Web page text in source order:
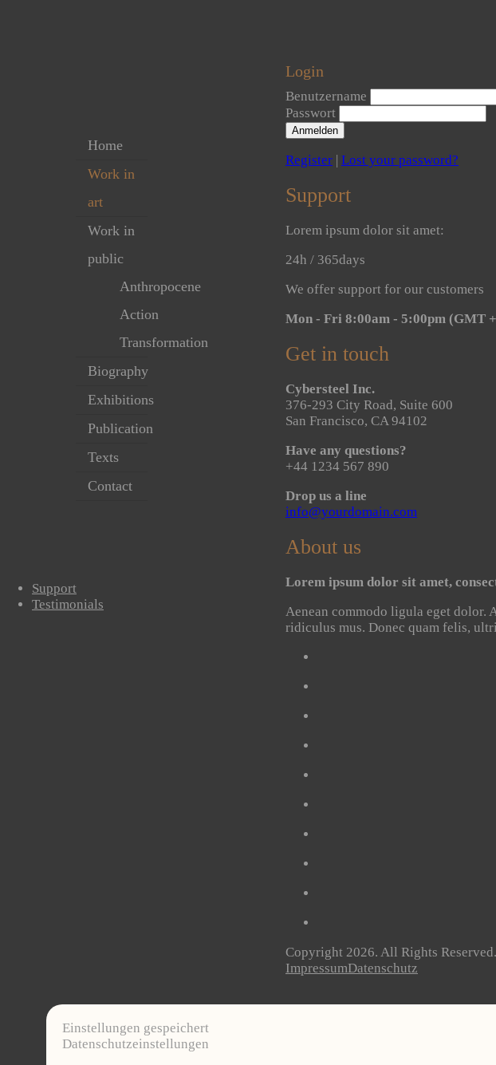
Login
Benutzername
Passwort
Anmelden
Register | Lost your password?
Support
Lorem ipsum dolor sit amet:
24h / 365days
We offer support for our customers
Mon - Fri 8:00am - 5:00pm (GMT
Get in touch
Cybersteel Inc.
376-293 City Road, Suite 600
San Francisco, CA 94102
Have any questions?
+44 1234 567 890
Drop us a line
info@yourdomain.com
About us
Lorem ipsum dolor sit amet,
Aenean commodo ligula eget dolor.
ridiculus mus. Donec quam felis,
Home
Work in
art
Work in
public
Anthropocene
Action
Transformation
Biography
Exhibitions
Publication
Texts
Contact
Support
Testimonials
Copyright 2026. All Rights Reserved.
ImpressumDatenschutz
Einstellungen gespeichert
Datenschutzeinstellungen